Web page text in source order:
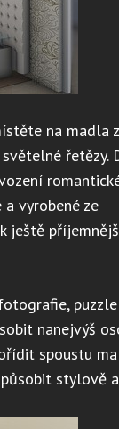
na madla
řetězy.
vyrobené ze
ještě
nanejvýš
spoustu
stylově a